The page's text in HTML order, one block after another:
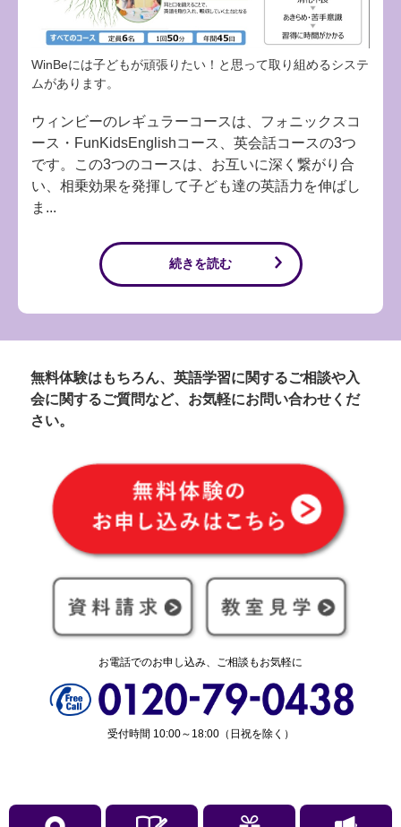
WinBeには子どもが頑張りたい！と思って取り組めるシステ
ムがあります。
ウィンビーのレギュラーコースは、フォニックスコ
ース・FunKidsEnglishコース、英会話コースの3つ
です。この3つのコースは、お互いに深く繋がり合
い、相乗効果を発揮して子ども達の英語力を伸ばし
ま...
続きを読む
無料体験はもちろん、英語学習に関するご相談や入
会に関するご質問など、お気軽にお問い合わせくだ
さい。
お電話でのお申し込み、ご相談もお気軽に
受付時間 10:00～18:00（日祝を除く）